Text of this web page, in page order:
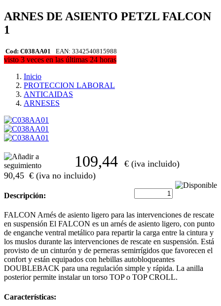
ARNES DE ASIENTO PETZL FALCON
1
Cod: C038AA01 EAN: 3342540815988
visto 3 veces en las últimas 24 horas
Inicio
PROTECCION LABORAL
ANTICAIDAS
ARNESES
109,44
€ (iva incluido)
90,45 € (iva no incluido)
Descripción:
FALCON Arnés de asiento ligero para las intervenciones de rescate
en suspensión El FALCON es un arnés de asiento ligero, con punto
de enganche ventral metálico para repartir la carga entre la cintura y
los muslos durante las intervenciones de rescate en suspensión. Está
provisto de un cinturón y de perneras semirrígidos que favorecen el
confort y están equipados con hebillas autobloqueantes
DOUBLEBACK para una regulación simple y rápida. La anilla
posterior permite instalar un torso TOP o TOP CROLL.
Características: